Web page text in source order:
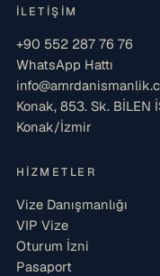
İLETIŞIM
+90 552 287 76 76
WhatsApp Hattı
Konak, 853. Sk. BİLEN
Konak/İzmir
HIZMETLER
Vize Danışmanlığı
VIP Vize
Oturum İzni
Pasaport